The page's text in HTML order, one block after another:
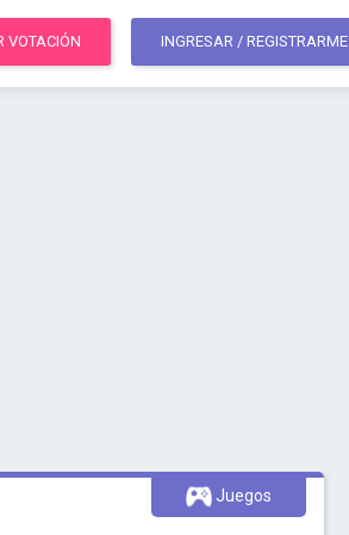
VOTACIÓN INGRESAR / REGISTRARME
Juegos